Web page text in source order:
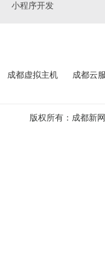
小程序开发
成都虚拟主机
成都云
版权所有：成都新